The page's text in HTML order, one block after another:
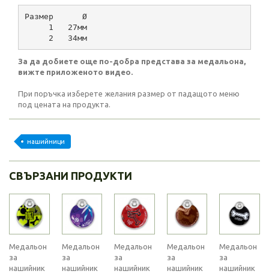
Размер      Ø
     1   27мм
     2   34мм
За да добиете още по-добра представа за медальона,
вижте приложеното видео.
При поръчка изберете желания размер от падащото меню
под цената на продукта.
нашийници
СВЪРЗАНИ ПРОДУКТИ
Медальон
за
нашийник
Медальон
за
нашийник
Медальон
за
нашийник
Медальон
за
нашийник
Медальон
за
нашийник